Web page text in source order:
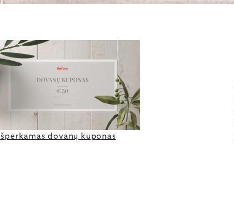
Išperkamas dovanų kuponas